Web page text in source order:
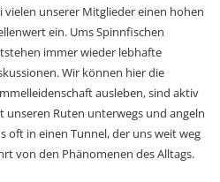
vielen unserer Mitglieder einen hohen
ein. Ums Spinnfischen
immer wieder lebhafte
Wir können hier die
ausleben, sind aktiv
unseren Ruten unterwegs und angeln
oft in einen Tunnel, der uns weit weg
von den Phänomenen des Alltags.